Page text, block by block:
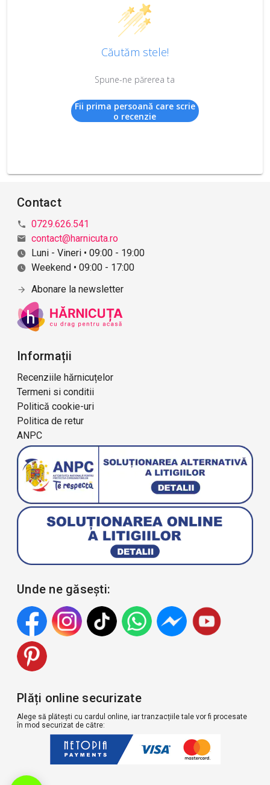
Căutăm stele!
Spune-ne părerea ta
Fii prima persoană care scrie
o recenzie
Contact
0729.626.541
contact@harnicuta.ro
Luni - Vineri • 09:00 - 19:00
Weekend • 09:00 - 17:00
Abonare la newsletter
Informații
Recenziile hărnicuțelor
Termeni si conditii
Politică cookie-uri
Politica de retur
ANPC
Unde ne găsești:
Plăți online securizate
Alege să plătești cu cardul online, iar tranzacțiile tale vor fi procesate
în mod securizat de către: